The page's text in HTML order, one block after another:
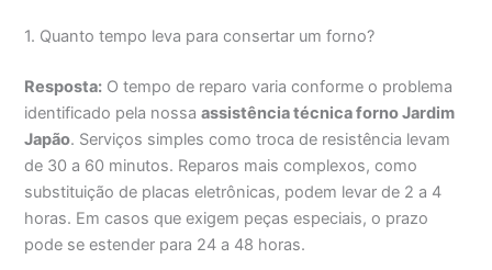
1. Quanto tempo leva para consertar um forno?
Resposta: O tempo de reparo varia conforme o problema
identificado pela nossaassistência técnica forno Jardim
Japão. Serviços simples como troca de resistência levam
de 30 a 60 minutos. Reparos mais complexos, como
substituição de placas eletrônicas, podem levar de 2 a 4
horas. Em casos que exigem peças especiais, o prazo
pode se estender para 24 a 48 horas.